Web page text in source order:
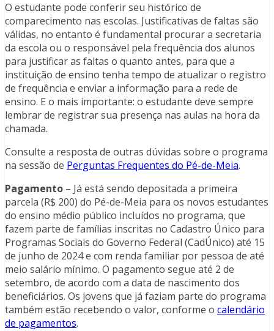
O estudante pode conferir seu histórico de
comparecimento nas escolas. Justificativas de faltas são
válidas, no entanto é fundamental procurar a secretaria
da escola ou o responsável pela frequência dos alunos
para justificar as faltas o quanto antes, para que a
instituição de ensino tenha tempo de atualizar o registro
de frequência e enviar a informação para a rede de
ensino. E o mais importante: o estudante deve sempre
lembrar de registrar sua presença nas aulas na hora da
chamada.
Consulte a resposta de outras dúvidas sobre o programa
na sessão de Perguntas Frequentes do Pé-de-Meia.
Pagamento – Já está sendo depositada a primeira
parcela (R$ 200) do Pé-de-Meia para os novos estudantes
do ensino médio público incluídos no programa, que
fazem parte de famílias inscritas no Cadastro Único para
Programas Sociais do Governo Federal (CadÚnico) até 15
de junho de 2024 e com renda familiar por pessoa de até
meio salário mínimo. O pagamento segue até 2 de
setembro, de acordo com a data de nascimento dos
beneficiários. Os jovens que já faziam parte do programa
também estão recebendo o valor, conforme o calendário
de pagamentos.